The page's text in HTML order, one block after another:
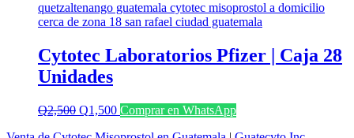
Cytotec Laboratorios Pfizer | Caja 28
Unidades
Q2,500 El
Q1,500ElComprar en WhatsApp